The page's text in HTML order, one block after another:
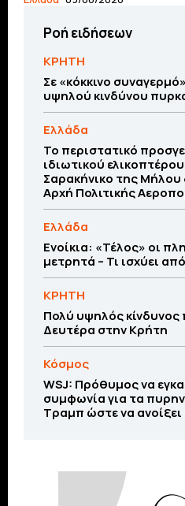
Ροή ειδήσεων
ΚΡΗΤΗ
Σε «κόκκινο
υψηλού κινδύνου
Ελλάδα
Το περιστατικό
ιδιωτικού
Σαρακήνικο της Μήλου
Αρχή Πολιτικής
Ελλάδα
Ενοίκια: «Τέλος» οι
μετρητά – Τι ισχύει
ΚΡΗΤΗ
Πολύ υψηλός κίνδυνος
Δευτέρα στην Κρήτη
Κόσμος
WSJ: Πρόθυμος να
συμφωνία για τα
Τραμπ ώστε να